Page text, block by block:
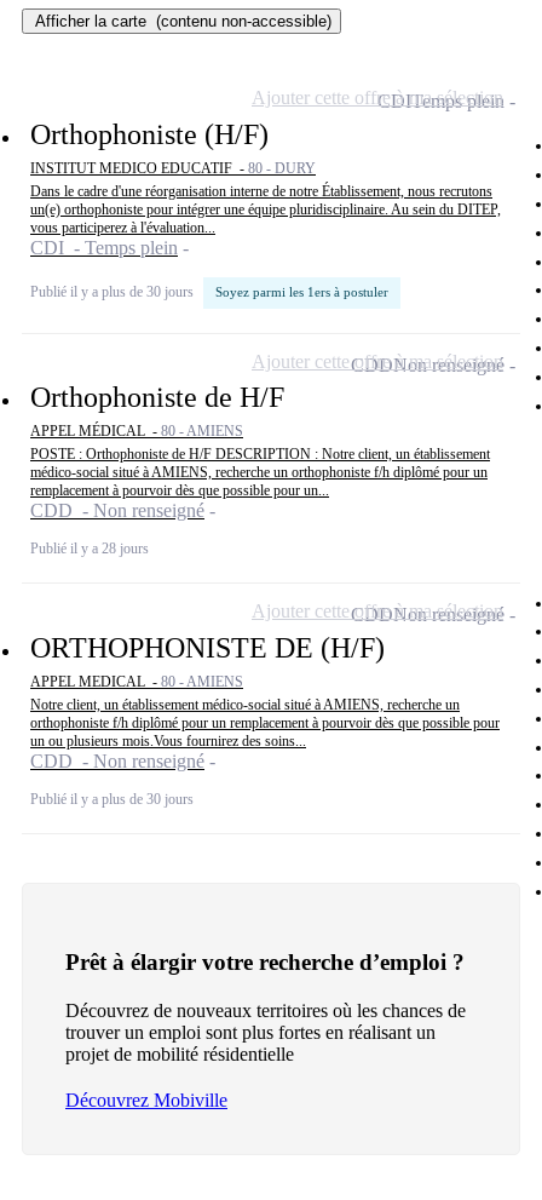
Afficher la carte (contenu non-accessible)
Orthophoniste (H/F)
INSTITUT MEDICO EDUCATIF - 80 - DURY
Dans le cadre d'une réorganisation interne de notre Établissement, nous recrutons
un(e) orthophoniste pour intégrer une équipe pluridisciplinaire. Au sein du DITEP,
vous participerez à l'évaluation...
CDI - Temps plein
Publié il y a plus de 30 jours Soyez parmi les 1ers à postuler
CDITemps plein
Ajouter cette offre à ma sélection
Orthophoniste de H/F
APPEL MÉDICAL - 80 - AMIENS
POSTE : Orthophoniste de H/F DESCRIPTION : Notre client, un établissement
médico-social situé à AMIENS, recherche un orthophoniste f/h diplômé pour un
remplacement à pourvoir dès que possible pour un...
CDD - Non renseigné
Publié il y a 28 jours
CDDNon renseigné
Ajouter cette offre à ma sélection
ORTHOPHONISTE DE (H/F)
APPEL MEDICAL - 80 - AMIENS
Notre client, un établissement médico-social situé à AMIENS, recherche un
orthophoniste f/h diplômé pour un remplacement à pourvoir dès que possible pour
un ou plusieurs mois.Vous fournirez des soins...
CDD - Non renseigné
Publié il y a plus de 30 jours
CDDNon renseigné
Ajouter cette offre à ma sélection
Prêt à élargir votre recherche d’emploi ?
Découvrez de nouveaux territoires où les chances de
trouver un emploi sont plus fortes en réalisant un
projet de mobilité résidentielle
Découvrez Mobiville